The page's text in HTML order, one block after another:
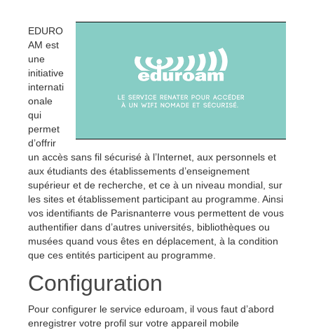
EDURO
AM est
une
initiative
internati
onale
qui
permet
d’offrir
un accès sans fil sécurisé à l’Internet, aux personnels et
aux étudiants des établissements d’enseignement
supérieur et de recherche, et ce à un niveau mondial, sur
les sites et établissement participant au programme. Ainsi
vos identifiants de Parisnanterre vous permettent de vous
authentifier dans d’autres universités, bibliothèques ou
musées quand vous êtes en déplacement, à la condition
que ces entités participent au programme.
Configuration
Pour configurer le service eduroam, il vous faut d’abord
enregistrer votre profil sur votre appareil mobile